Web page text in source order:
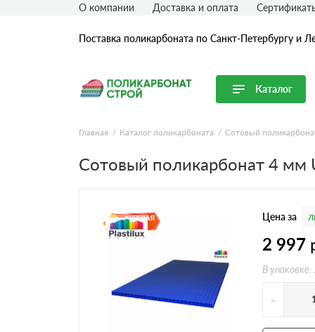
Поставка поликарбоната по Санкт-Петербургу и
Каталог
Перейти в каталог
Продуктовые линейки
Профилированный поликарбонат
Комплектующие для поликарбоната
О компании Доставка и оплата
Главная Каталог поликарбоната Сотовый
Сотовый поликарбонат 4 мм
Цена за
2 997
В
-